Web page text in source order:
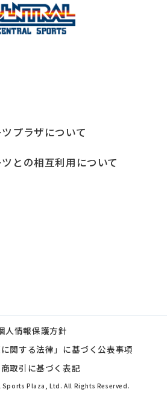
プラザについて
との相互利用について
人情報保護方針
に関する法律」に基づく公表事項
取引に基づく表記
Plaza, Ltd. All Rights Reserved.